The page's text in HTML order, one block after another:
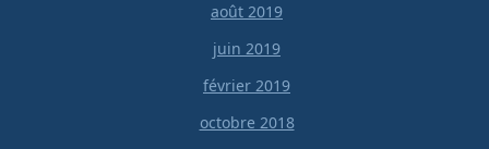
août 2019
juin 2019
février 2019
octobre 2018